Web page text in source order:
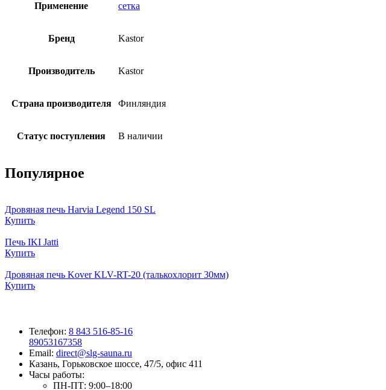
Применение сетка
Бренд Kastor
Производитель Kastor
Страна производителя Финляндия
Статус поступления В наличии
Популярное
Дровяная печь Harvia Legend 150 SL
Купить
Печь IKI Jatti
Купить
Дровяная печь Kover KLV-RT-20 (талькохлорит 30мм)
Купить
Телефон: 8 843 516-85-16
89053167358
Email: direct@slg-sauna.ru
Казань, Горьковское шоссе, 47/5, офис 411
Часы работы:
ПН-ПТ: 9:00–18:00